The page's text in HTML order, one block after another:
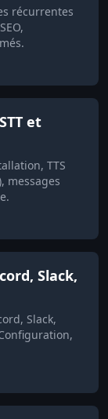
récurrentes
et
TTS
messages
Slack,
Slack,